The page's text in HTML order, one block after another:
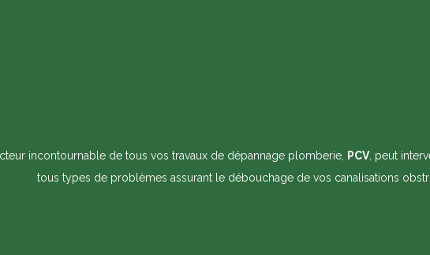
incontournable de tous vos travaux de dépannage plomberie, PCV, peut
tous types de problèmes assurant le débouchage de vos canalisations